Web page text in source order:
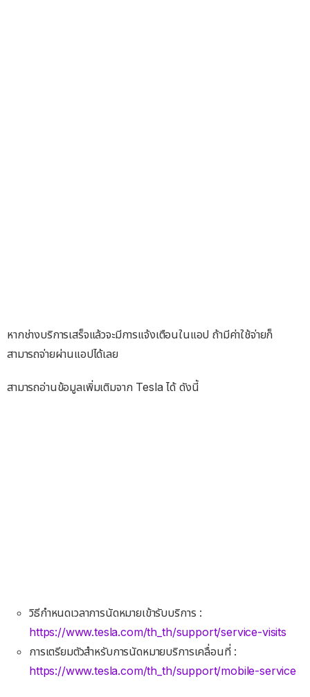
หากช่างบริการเสร็จแล้วจะมีการแจ้งเตือนในแอป ถ้ามีค่าใช้จ่ายก็
สามารถจ่ายผ่านแอปได้เลย
สามารถอ่านข้อมูลเพิ่มเติมจาก Tesla ได้ ดังนี้
วิธีกำหนดเวลาการนัดหมายเข้ารับบริการ :
https://www.tesla.com/th_th/support/service-visits
การเตรียมตัวสำหรับการนัดหมายบริการเคลื่อนที่ :
https://www.tesla.com/th_th/support/mobile-service